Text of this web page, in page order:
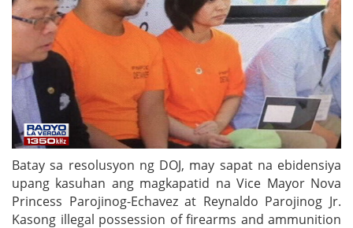
Batay sa resolusyon ng DOJ, may sapat na ebidensiya
upang kasuhan ang magkapatid na Vice Mayor Nova
Princess Parojinog-Echavez at Reynaldo Parojinog Jr.
Kasong illegal possession of firearms and ammunition